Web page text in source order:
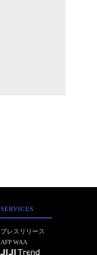
SERVICES
プレスリリース
AFP WAA